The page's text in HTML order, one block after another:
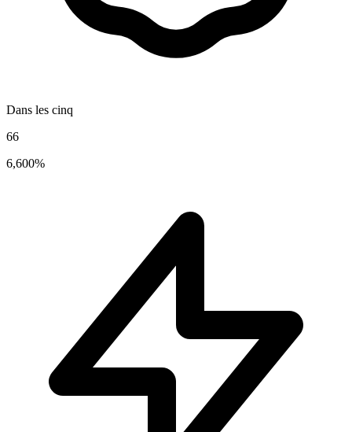
Dans les cinq
66
6,600%